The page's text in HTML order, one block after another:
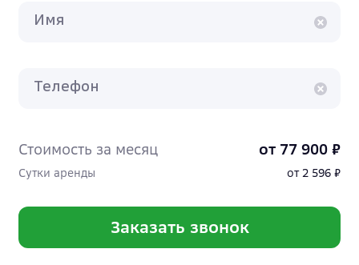
Имя
Телефон
Стоимость за месяц от 77 900 ₽
Сутки аренды от 2 596 ₽
Заказать звонок